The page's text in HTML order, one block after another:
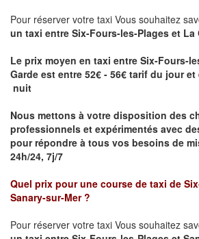
Pour réserver votre taxi Vous souhaitez
un taxi entre Six-Fours-les-Plages et La
Le prix moyen en taxi entre Six-Fours-
Garde est entre 52€ - 56€ tarif du jour et
nuit
Nous mettons à votre disposition des
professionnels et expérimentés avec
pour répondre à tous vos besoins de
24h/24, 7j/7
Quel prix pour une course de taxi de
Sanary-sur-Mer ?
Pour réserver votre taxi Vous souhaitez